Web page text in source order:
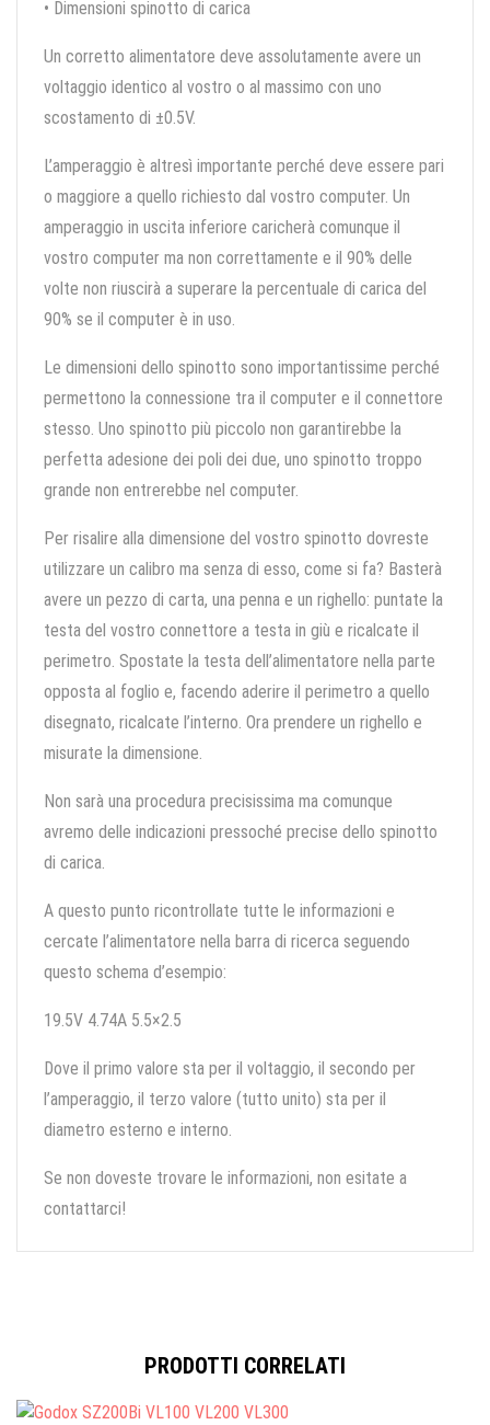
• Dimensioni spinotto di carica
Un corretto alimentatore deve assolutamente avere un
voltaggio identico al vostro o al massimo con uno
scostamento di ±0.5V.
L’amperaggio è altresì importante perché deve essere pari
o maggiore a quello richiesto dal vostro computer. Un
amperaggio in uscita inferiore caricherà comunque il
vostro computer ma non correttamente e il 90% delle
volte non riuscirà a superare la percentuale di carica del
90% se il computer è in uso.
Le dimensioni dello spinotto sono importantissime perché
permettono la connessione tra il computer e il connettore
stesso. Uno spinotto più piccolo non garantirebbe la
perfetta adesione dei poli dei due, uno spinotto troppo
grande non entrerebbe nel computer.
Per risalire alla dimensione del vostro spinotto dovreste
utilizzare un calibro ma senza di esso, come si fa? Basterà
avere un pezzo di carta, una penna e un righello: puntate la
testa del vostro connettore a testa in giù e ricalcate il
perimetro. Spostate la testa dell’alimentatore nella parte
opposta al foglio e, facendo aderire il perimetro a quello
disegnato, ricalcate l’interno. Ora prendere un righello e
misurate la dimensione.
Non sarà una procedura precisissima ma comunque
avremo delle indicazioni pressoché precise dello spinotto
di carica.
A questo punto ricontrollate tutte le informazioni e
cercate l’alimentatore nella barra di ricerca seguendo
questo schema d’esempio:
19.5V 4.74A 5.5×2.5
Dove il primo valore sta per il voltaggio, il secondo per
l’amperaggio, il terzo valore (tutto unito) sta per il
diametro esterno e interno.
Se non doveste trovare le informazioni, non esitate a
contattarci!
PRODOTTI CORRELATI